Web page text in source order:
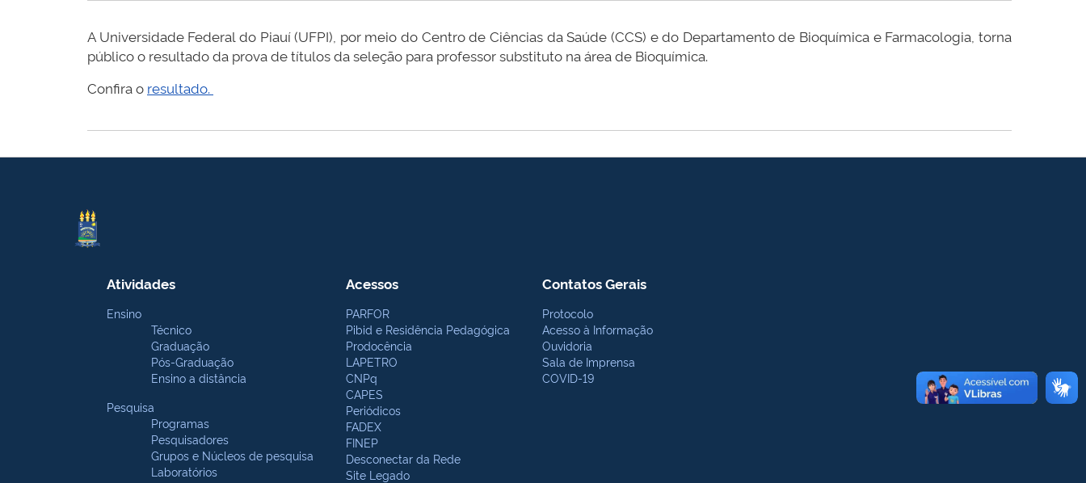
A Universidade Federal do Piauí (UFPI), por meio do Centro de Ciências da Saúde (CCS) e do Departamento de Bioquímica e Farmacologia, torna
público o resultado da prova de títulos da seleção para professor substituto na área de Bioquímica.
Confira o resultado.
Atividades
Ensino
Técnico
Graduação
Pós-Graduação
Ensino a distância
Pesquisa
Programas
Pesquisadores
Grupos e Núcleos de pesquisa
Laboratórios
Acessos
PARFOR
Pibid e Residência Pedagógica
Prodocência
LAPETRO
CNPq
CAPES
Periódicos
FADEX
FINEP
Desconectar da Rede
Site Legado
Contatos Gerais
Protocolo
Acesso à Informação
Ouvidoria
Sala de Imprensa
COVID-19